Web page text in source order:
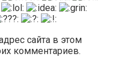
сайта в этом
комментариев.